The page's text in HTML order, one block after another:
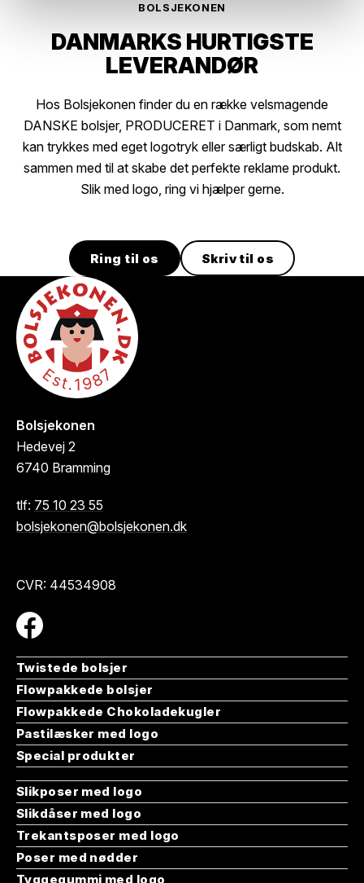
BOLSJEKONEN
DANMARKS HURTIGSTE
LEVERANDØR
Hos Bolsjekonen finder du en række velsmagende
DANSKE bolsjer, PRODUCERET i Danmark, som nemt
kan trykkes med eget logotryk eller særligt budskab. Alt
sammen med til at skabe det perfekte reklame produkt.
Slik med logo, ring vi hjælper gerne.
Ring til os Skriv til os
Bolsjekonen
Hedevej 2
6740 Bramming
tlf: 75 10 23 55
bolsjekonen@bolsjekonen.dk
CVR: 44534908
Twistede bolsjer
Flowpakkede bolsjer
Flowpakkede Chokoladekugler
Pastilæsker med logo
Special produkter
Slikposer med logo
Slikdåser med logo
Trekantsposer med logo
Poser med nødder
Tyggegummi med logo